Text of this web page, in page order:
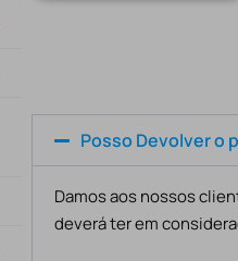
Posso Devolver o
Damos aos nossos
deverá ter em